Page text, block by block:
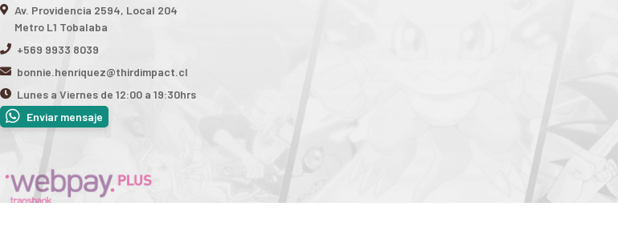
Av. Providencia 2594, Local 204
Metro L1 Tobalaba
+569 9933 8039
bonnie.henriquez@thirdimpact.cl
Lunes a Viernes de 12:00 a 19:30hrs
Enviar mensaje